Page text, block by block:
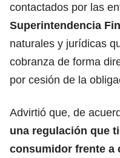
contactados por las
Superintendencia
naturales y jurídicas
cobranza de forma
por cesión de la
Advirtió que, de
una regulación que
consumidor frente a